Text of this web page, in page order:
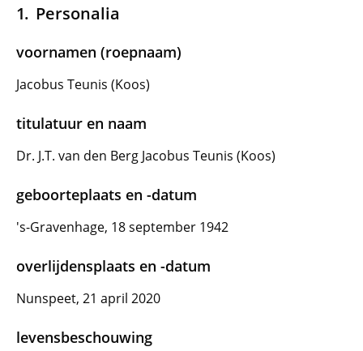
Personalia
voornamen (roepnaam)
Jacobus Teunis (Koos)
titulatuur en naam
Dr. J.T. van den Berg Jacobus Teunis (Koos)
geboorteplaats en -datum
's-Gravenhage, 18 september 1942
overlijdensplaats en -datum
Nunspeet, 21 april 2020
levensbeschouwing